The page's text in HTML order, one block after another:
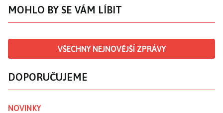
MOHLO BY SE VÁM LÍBIT
VŠECHNY NEJNOVĚJŠÍ ZPRÁVY
DOPORUČUJEME
NOVINKY